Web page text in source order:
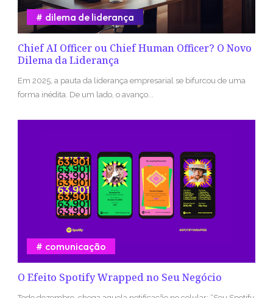
Chief AI Officer ou Chief Human Officer? O Novo
Dilema da Liderança
dilema de liderança
Em 2025, a pauta da liderança empresarial se bifurcou de uma
forma inédita. De um lado, o avanço...
O Efeito Spotify Wrapped no Seu Negócio
comunicação